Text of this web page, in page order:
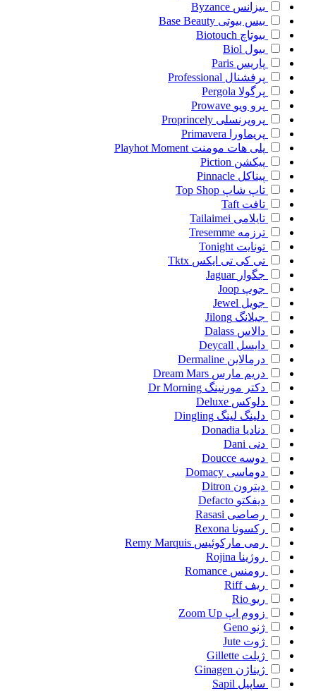
بیزانس Byzance
بیس بیوتی Base Beauty
بیوتاچ Biotouch
بیول Biol
پاریس Paris
پرفشنال Professional
پرگولا Pergola
پرو ویو Prowave
پروپرنسلی Proprincely
پریماورا
Primavera
پلی هات مومنت Playhot Moment
پیکشن Piction
پیناکل Pinnacle
تاپ شاپ Top Shop
تافت Taft
تایلامی Tailaimei
ترزمه Tresemme
تونایت Tonight
تی کی تی ایکس Tktx
جگوار Jaguar
جوپ Joop
جویل Jewel
جیلانگ Jilong
دالاس Dalass
دایسل Deycall
درمالاین Dermaline
دریم مارس Dream Mars
دکتر مورنینگ Dr Morning
دلوکس Deluxe
دلینگ لینگ Dingling
دنادیا Donadia
دنی Dani
دوسه Doucce
دوماسی Domacy
دیترون Ditron
دیفکتو Defacto
رصاصی Rasasi
رکسونا Rexona
رمی مارکوئیس Remy Marquis
روژینا Rojina
رومنس Romance
ریف Riff
ریو Rio
زووم اپ Zoom Up
ژنو Geno
ژوت Jute
ژیلت Gillette
ژیناژن Ginagen
ساپیل Sapil